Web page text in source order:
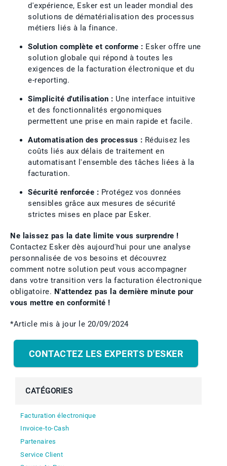
d'expérience, Esker est un leader mondial des
solutions de dématérialisation des processus
métiers liés à la finance.
Solution complète et conforme : Esker offre une
solution globale qui répond à toutes les
exigences de la facturation électronique et du
e-reporting.
Simplicité d'utilisation : Une interface intuitive
et des fonctionnalités ergonomiques
permettent une prise en main rapide et facile.
Automatisation des processus : Réduisez les
coûts liés aux délais de traitement en
automatisant l'ensemble des tâches liées à la
facturation.
Sécurité renforcée : Protégez vos données
sensibles grâce aux mesures de sécurité
strictes mises en place par Esker.
Ne laissez pas la date limite vous surprendre !
Contactez Esker dès aujourd'hui pour une analyse
personnalisée de vos besoins et découvrez
comment notre solution peut vous accompagner
dans votre transition vers la facturation électronique
obligatoire. N'attendez pas la dernière minute pour
vous mettre en conformité !
*Article mis à jour le 20/09/2024
CONTACTEZ LES EXPERTS D'ESKER
CATÉGORIES
Facturation électronique
Invoice-to-Cash
Partenaires
Service Client